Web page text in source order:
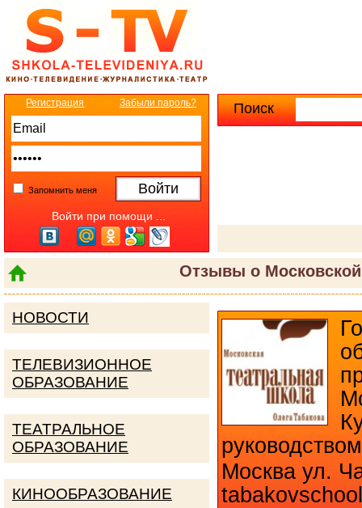
Поиск
Отзывы о Московской
Регистрация Забыли пароль?
Запомнить меня
Войти при помощи ...
Москва ул.
НОВОСТИ
ТЕЛЕВИЗИОННОЕ
ОБРАЗОВАНИЕ
ТЕАТРАЛЬНОЕ
ОБРАЗОВАНИЕ
КИНООБРАЗОВАНИЕ